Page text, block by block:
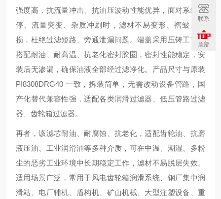
强度高，抗流量冲击、抗油压波动性能优异，面对系统启
停、流量突变、杂质冲刷时，滤材不易变形、褶皱、破
损，杜绝过滤短路、旁通泄漏问题。端盖采用压铸工艺，
搭配耐油、耐高温、抗老化密封胶圈，密封性能稳定，安
装后无渗漏，确保油液全部经过滤净化。产品尺寸与原装
PI8308DRG40 一致，拆装简单，无需改动设备管路，国
产化替代兼容性强，适配各类润滑过滤器、低压管路过滤
器、齿轮箱过滤器。
再者，该滤芯耐油、耐腐蚀、抗老化，适配齿轮油、抗磨
液压油、工业润滑油等多种介质，可在中温、潮湿、多粉
尘的恶劣工业环境中长期稳定工作，滤材不易脱层失效。
适用场景广泛，常用于风电齿轮箱润滑系统、钢厂集中润
滑站、电厂辅机、盾构机、矿山机械、大型注塑设备、重
联系
顶部